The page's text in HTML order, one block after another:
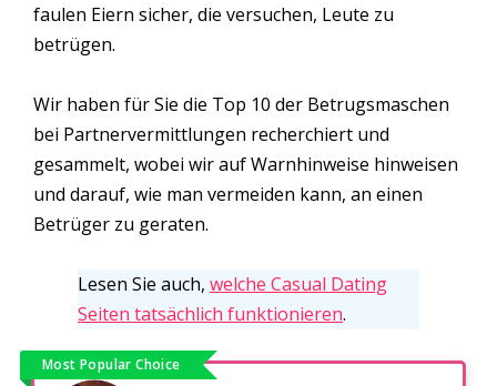
faulen Eiern sicher, die versuchen, Leute zu
betrügen.
Wir haben für Sie die Top 10 der Betrugsmaschen
bei Partnervermittlungen recherchiert und
gesammelt, wobei wir auf Warnhinweise hinweisen
und darauf, wie man vermeiden kann, an einen
Betrüger zu geraten.
Lesen Sie auch, welche Casual Dating
Seiten tatsächlich funktionieren.
Most Popular Choice